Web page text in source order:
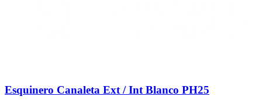
Esquinero Canaleta Ext / Int Blanco PH25